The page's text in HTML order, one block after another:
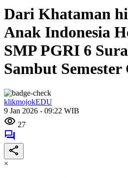
Dari Khataman
Anak Indonesia
SMP PGRI 6
Sambut Semester
klikmojokEDU
9 Jan 2026 - 09:22 WIB
27
×